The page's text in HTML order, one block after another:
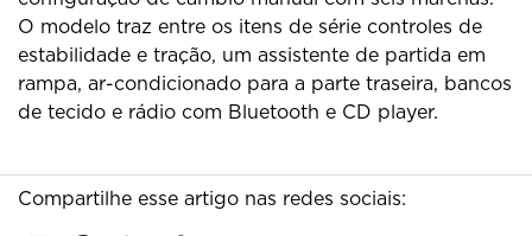
O modelo traz entre os itens de série controles de
estabilidade e tração, um assistente de partida em
rampa, ar-condicionado para a parte traseira, bancos
de tecido e rádio com Bluetooth e CD player.
Compartilhe esse artigo nas redes sociais: